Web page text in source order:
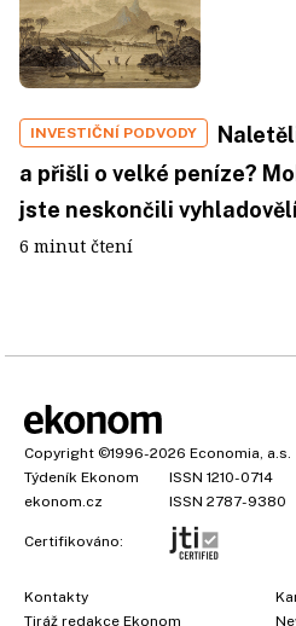
INVESTIČNÍ PODVODY
a přišli o velké peníze?
jste neskončili
6 minut čtení
Copyright ©1996-2026 Economia, a.s.
Týdeník Ekonom
ISSN 1210-0714
ekonom.cz
ISSN 2787-9380
Certifikováno:
Kontakty
Tiráž redakce Ekonom